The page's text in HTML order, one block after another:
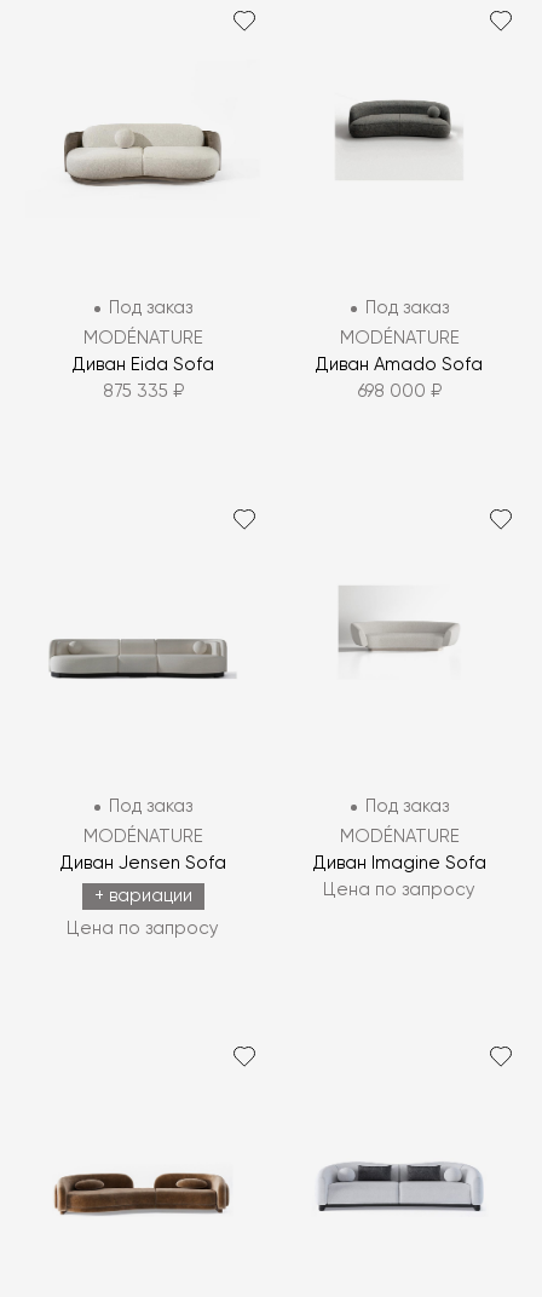
Под заказ
MODÉNATURE
Диван Eida Sofa
875 335 ₽
Под заказ
MODÉNATURE
Диван Amado Sofa
698 000 ₽
Под заказ
MODÉNATURE
Диван Jensen Sofa
+ вариации
Цена по запросу
Под заказ
MODÉNATURE
Диван Imagine Sofa
Цена по запросу